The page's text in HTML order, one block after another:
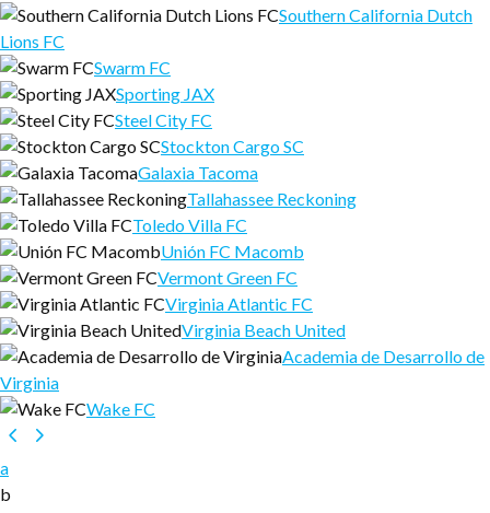
Southern California Dutch
Lions FC
Swarm FC
Sporting JAX
Steel City FC
Stockton Cargo SC
Galaxia Tacoma
Tallahassee Reckoning
Toledo Villa FC
Unión FC Macomb
Vermont Green FC
Virginia Atlantic FC
Virginia Beach United
Academia de Desarrollo de
Virginia
Wake FC
a
b